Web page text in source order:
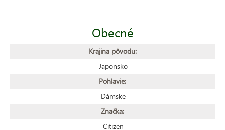
Obecné
Krajina pôvodu:
Japonsko
Pohlavie:
Dámske
Značka:
Citizen